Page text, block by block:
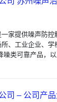
家提供噪声防控
、工业企业、
噪类可靠产品，
司 – 公司产